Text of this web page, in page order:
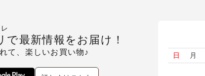
日 月
で最新情報をお届け！
て、楽しいお買い物♪